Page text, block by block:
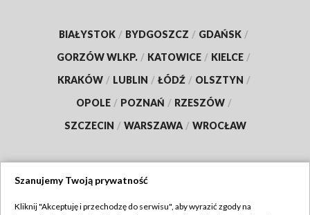
BIAŁYSTOK / BYDGOSZCZ / GDAŃSK /
GORZÓW WLKP. / KATOWICE / KIELCE /
KRAKÓW / LUBLIN / ŁÓDŹ / OLSZTYN /
OPOLE / POZNAŃ / RZESZÓW /
SZCZECIN / WARSZAWA / WROCŁAW
Szanujemy Twoją prywatność
Kliknij "Akceptuję i przechodzę do serwisu", aby wyrazić zgody na